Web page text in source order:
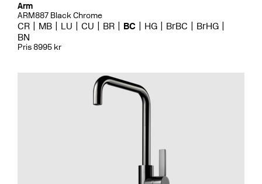
Arm
ARM887 Black Chrome
CR MB LU CU BR BC HG BrBC
BrHG
BN
Pris 8995 kr